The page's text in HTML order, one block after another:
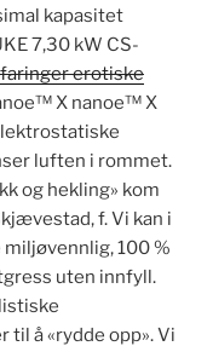
kapasitet
7,30 kW CS-
erotiske
X nanoe™ X
luften i rommet.
og hekling» kom
f. Vi kan i
100 %
uten innfyll.
å «rydde opp». Vi